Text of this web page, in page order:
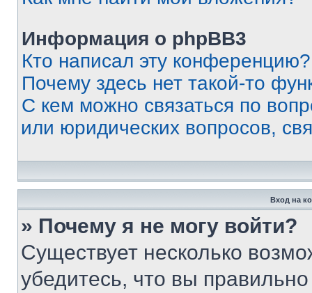
Информация о phpBB3
Кто написал эту конференцию?
Почему здесь нет такой-то
С кем можно связаться по
или юридических вопросов,
Вход на
» Почему я не могу войти?
Существует несколько
убедитесь, что вы